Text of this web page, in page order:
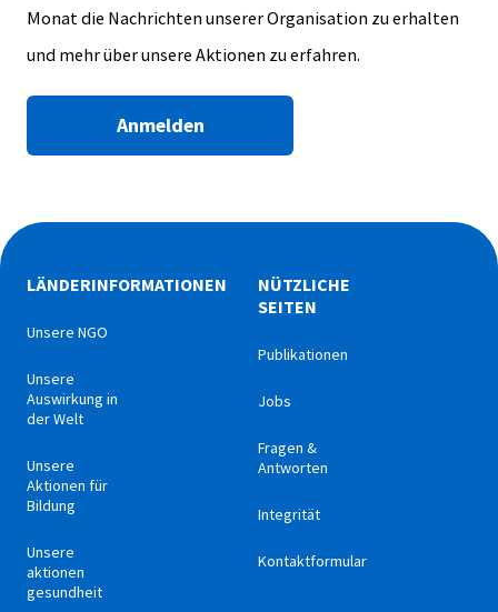
Monat die Nachrichten unserer Organisation zu erhalten
und mehr über unsere Aktionen zu erfahren.
Anmelden
LÄNDERINFORMATIONEN
Unsere NGO
Unsere
Auswirkung in
der Welt
Unsere
Aktionen für
Bildung
Unsere
aktionen
gesundheit
NÜTZLICHE
SEITEN
Publikationen
Jobs
Fragen &
Antworten
Integrität
Kontaktformular